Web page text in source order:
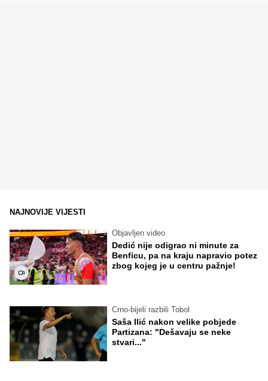
NAJNOVIJE VIJESTI
Objavljen video
Dedić nije odigrao ni minute za
Benficu, pa na kraju napravio potez
zbog kojeg je u centru pažnje!
Crno-bijeli razbili Tobol
Saša Ilić nakon velike pobjede
Partizana: "Dešavaju se neke
stvari..."